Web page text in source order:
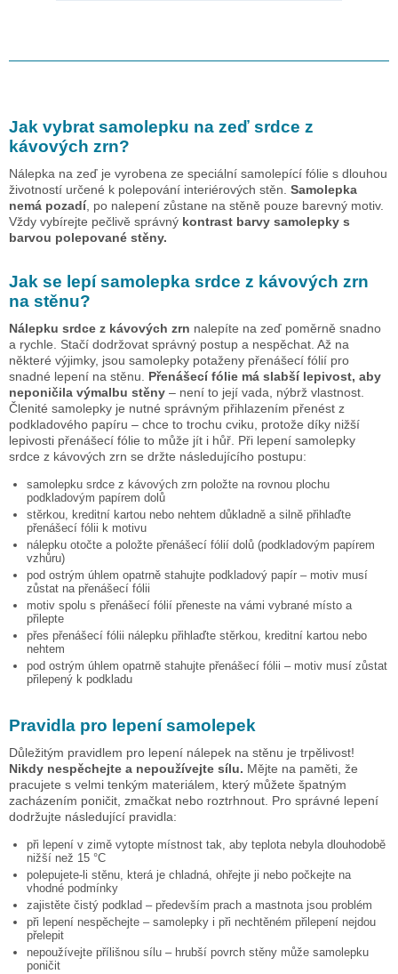
Jak vybrat samolepku na zeď srdce z
kávových zrn?
Nálepka na zeď je vyrobena ze speciální samolepící fólie s dlouhou
životností určené k polepování interiérových stěn. Samolepka
nemá pozadí, po nalepení zůstane na stěně pouze barevný motiv.
Vždy vybírejte pečlivě správný kontrast barvy samolepky s
barvou polepované stěny.
Jak se lepí samolepka srdce z kávových zrn
na stěnu?
Nálepku srdce z kávových zrn nalepíte na zeď poměrně snadno
a rychle. Stačí dodržovat správný postup a nespěchat. Až na
některé výjimky, jsou samolepky potaženy přenášecí fólií pro
snadné lepení na stěnu. Přenášecí fólie má slabší lepivost, aby
neponičila výmalbu stěny – není to její vada, nýbrž vlastnost.
Členité samolepky je nutné správným přihlazením přenést z
podkladového papíru – chce to trochu cviku, protože díky nižší
lepivosti přenášecí fólie to může jít i hůř. Při lepení samolepky
srdce z kávových zrn se držte následujícího postupu:
samolepku srdce z kávových zrn položte na rovnou plochu
podkladovým papírem dolů
stěrkou, kreditní kartou nebo nehtem důkladně a silně přihlaďte
přenášecí fólii k motivu
nálepku otočte a položte přenášecí fólií dolů (podkladovým papírem
vzhůru)
pod ostrým úhlem opatrně stahujte podkladový papír – motiv musí
zůstat na přenášecí fólii
motiv spolu s přenášecí fólií přeneste na vámi vybrané místo a
přilepte
přes přenášecí fólii nálepku přihlaďte stěrkou, kreditní kartou nebo
nehtem
pod ostrým úhlem opatrně stahujte přenášecí fólii – motiv musí zůstat
přilepený k podkladu
Pravidla pro lepení samolepek
Důležitým pravidlem pro lepení nálepek na stěnu je trpělivost!
Nikdy nespěchejte a nepoužívejte sílu. Mějte na paměti, že
pracujete s velmi tenkým materiálem, který můžete špatným
zacházením poničit, zmačkat nebo roztrhnout. Pro správné lepení
dodržujte následující pravidla:
při lepení v zimě vytopte místnost tak, aby teplota nebyla dlouhodobě
nižší než 15 °C
polepujete-li stěnu, která je chladná, ohřejte ji nebo počkejte na
vhodné podmínky
zajistěte čistý podklad – především prach a mastnota jsou problém
při lepení nespěchejte – samolepky i při nechtěném přilepení nejdou
přelepit
nepoužívejte přílišnou sílu – hrubší povrch stěny může samolepku
poničit